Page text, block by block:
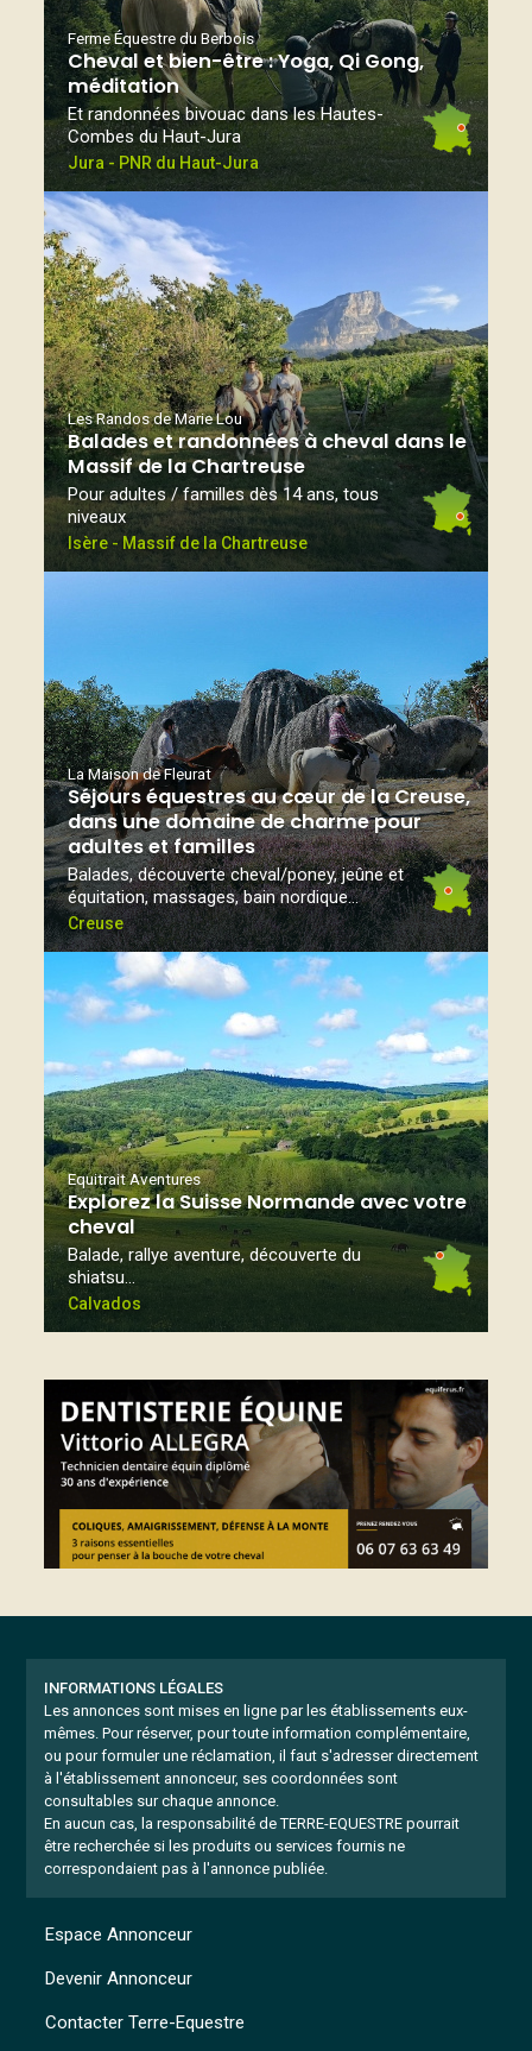
Ferme Équestre du Berbois
Cheval et bien-être : Yoga, Qi Gong,
méditation
Et randonnées bivouac dans les Hautes-
Combes du Haut-Jura
Jura - PNR du Haut-Jura
Les Randos de Marie Lou
Balades et randonnées à cheval dans le
Massif de la Chartreuse
Pour adultes / familles dès 14 ans, tous
niveaux
Isère - Massif de la Chartreuse
La Maison de Fleurat
Séjours équestres au cœur de la Creuse,
dans une domaine de charme pour
adultes et familles
Balades, découverte cheval/poney, jeûne et
équitation, massages, bain nordique...
Creuse
Equitrait Aventures
Explorez la Suisse Normande avec votre
cheval
Balade, rallye aventure, découverte du
shiatsu…
Calvados
INFORMATIONS LÉGALES
Les annonces sont mises en ligne par les établissements eux-
mêmes. Pour réserver, pour toute information complémentaire,
ou pour formuler une réclamation, il faut s'adresser directement
à l'établissement annonceur, ses coordonnées sont
consultables sur chaque annonce.
En aucun cas, la responsabilité de TERRE-EQUESTRE pourrait
être recherchée si les produits ou services fournis ne
correspondaient pas à l'annonce publiée.
Espace Annonceur
Devenir Annonceur
Contacter Terre-Equestre